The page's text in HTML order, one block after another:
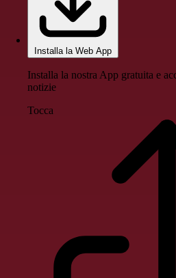
Installa la Web App
Installa la nostra App gratuita e
notizie
Tocca